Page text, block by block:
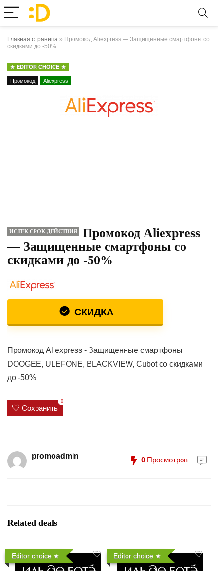
Главная страница » Промокод Aliexpress — Защищенные смартфоны со
скидками до -50%
EDITOR CHOICE
Промокод Aliexpress
ИСТЕК СРОК ДЕЙСТВИЯ
Промокод Aliexpress
— Защищенные смартфоны со
скидками до -50%
СКИДКА
Промокод Aliexpress - Защищенные смартфоны
DOOGEE, ULEFONE, BLACKVIEW, Cubot со скидками
до -50%
Сохранить
0
promoadmin 0 Просмотров
Related deals
Editor choice Editor choice